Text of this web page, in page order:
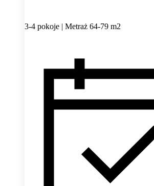
3-4 pokoje | Metraż 64-79 m2